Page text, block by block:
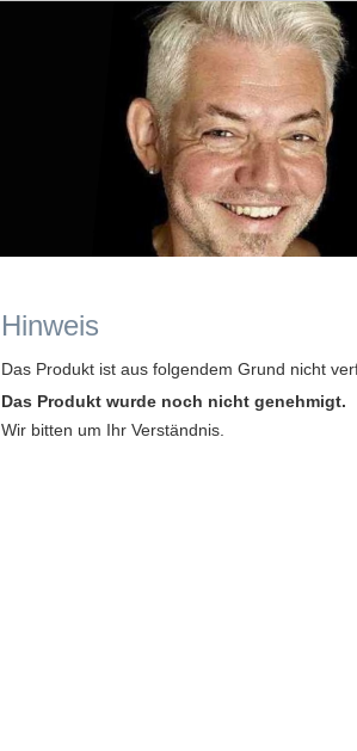
Hinweis
Das Produkt ist aus folgendem Grund nicht
Das Produkt wurde noch nicht genehmigt.
Wir bitten um Ihr Verständnis.